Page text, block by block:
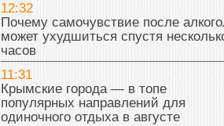
12:32
Почему самочувствие после
может ухудшиться спустя
часов
11:31
Крымские города — в топе
популярных направлений для
одиночного отдыха в августе